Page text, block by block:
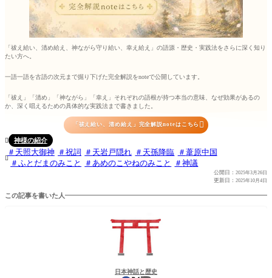
「祓え給い、清め給え、神ながら守り給い、幸え給え」の語源・歴史・実践法をさらに深く知り
たい方へ。
一語一語を古語の次元まで掘り下げた完全解説をnoteで公開しています。
「祓え」「清め」「神ながら」「幸え」それぞれの語根が持つ本当の意味、なぜ効果があるの
か、深く唱えるための具体的な実践法まで書きました。
「祓え給い、清め給え」完全解説noteはこちら 
 神様の紹介

天照大御神 祝詞 天岩戸隠れ 天孫降臨
葦原中国
ふとだまのみこと
あめのこやねのみこと 神議
公開日： 2025年3月26日
更新日： 2025年10月4日
この記事を書いた人
日本神話と歴史